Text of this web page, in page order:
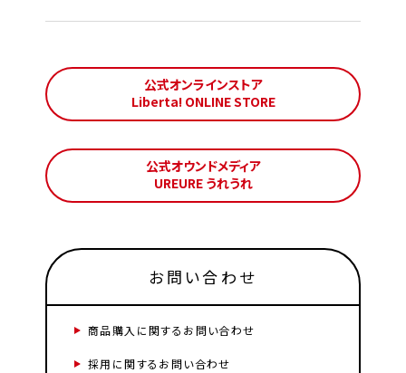
公式オンラインストア
Liberta! ONLINE STORE
公式オウンドメディア
UREURE うれうれ
お問い合わせ
商品購入に関するお問い合わせ
採用に関するお問い合わせ